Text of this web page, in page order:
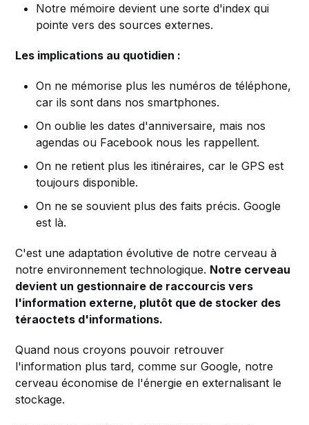
Notre mémoire devient une sorte d'index qui
pointe vers des sources externes.
Les implications au quotidien :
On ne mémorise plus les numéros de téléphone,
car ils sont dans nos smartphones.
On oublie les dates d'anniversaire, mais nos
agendas ou Facebook nous les rappellent.
On ne retient plus les itinéraires, car le GPS est
toujours disponible.
On ne se souvient plus des faits précis. Google
est là.
C'est une adaptation évolutive de notre cerveau à
notre environnement technologique. Notre cerveau
devient un gestionnaire de raccourcis vers
l'information externe, plutôt que de stocker des
téraoctets d'informations.
Quand nous croyons pouvoir retrouver
l'information plus tard, comme sur Google, notre
cerveau économise de l'énergie en externalisant le
stockage.